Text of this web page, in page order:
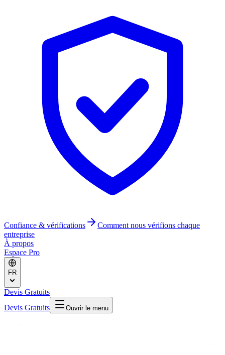
Confiance & vérifications
Comment nous vérifions chaque
entreprise
À propos
Espace Pro
FR
Devis Gratuits
Devis Gratuits
Ouvrir le menu